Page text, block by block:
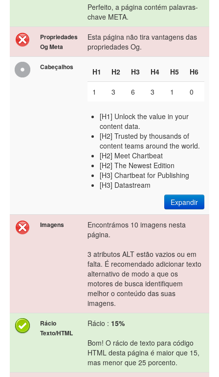
Perfeito, a página contém palavras-
chave META.
Propriedades
Og Meta
Esta página não tira vantagens das
propriedades Og.
Cabeçalhos H1 H2 H3 H4 H5 H6
1 3 6 3 1 0
[H1] Unlock the value in your
content data.
[H2] Trusted by thousands of
content teams around the world.
[H2] Meet Chartbeat
[H2] The Newest Edition
[H3] Chartbeat for Publishing
[H3] Datastream
Expandir
Imagens
Encontrámos 10 imagens nesta
página.
3 atributos ALT estão vazios ou em
falta. É recomendado adicionar texto
alternativo de modo a que os
motores de busca identifiquem
melhor o conteúdo das suas
imagens.
Rácio
Texto/HTML
Rácio : 15%
Bom! O rácio de texto para código
HTML desta página é maior que 15,
mas menor que 25 porcento.